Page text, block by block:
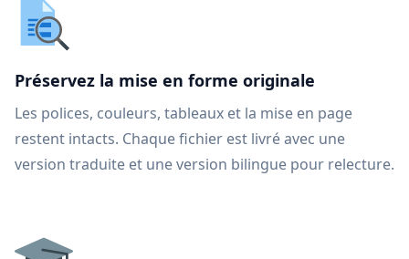
Préservez la mise en forme originale
Les polices, couleurs, tableaux et la mise en page
restent intacts. Chaque fichier est livré avec une
version traduite et une version bilingue pour relecture.